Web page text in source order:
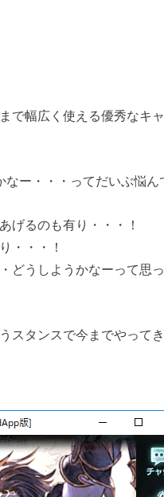
で幅広く使える優秀なキ
ー・・・ってだいぶ悩ん
げるのも有り・・・！
・・・！
どうしようかなーって思
スタンスで今までやって